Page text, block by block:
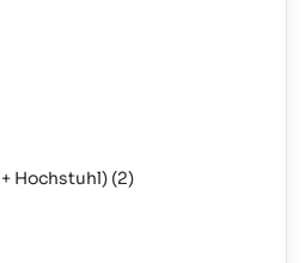
Hochstuhl) (2)